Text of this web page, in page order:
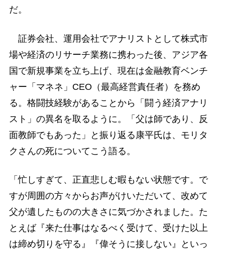
だ。
証券会社、運用会社でアナリストとして株式市
場や経済のリサーチ業務に携わった後、アジア各
国で新規事業を立ち上げ、現在は金融教育ベンチ
ャー「マネネ」CEO（最高経営責任者）を務め
る。格闘技経験があることから「闘う経済アナリ
スト」の異名を取るように。「父は師であり、反
面教師でもあった」と振り返る康平氏は、モリタ
クさんの死についてこう語る。
「忙しすぎて、正直悲しむ暇もない状態です。で
すが周囲の方々からお声がけいただいて、改めて
父が遺したものの大きさに気づかされました。た
とえば『来た仕事はなるべく受けて、受けた以上
は締め切りを守る』『偉そうに接しない』といっ